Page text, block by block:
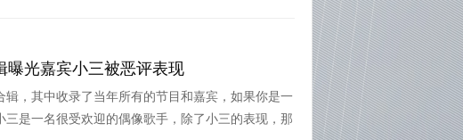
曝光嘉宾小三被恶评表现
，其中收录了当年所有的节目和嘉宾，如果你是一
是一名很受欢迎的偶像歌手，除了小三的表现，那